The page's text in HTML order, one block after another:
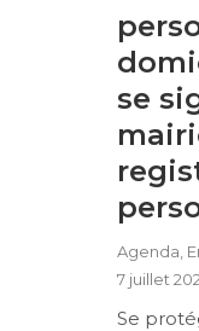
se
Agenda
7 juillet
Se